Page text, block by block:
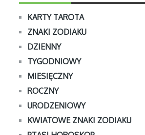
KARTY TAROTA
ZNAKI ZODIAKU
DZIENNY
TYGODNIOWY
MIESIĘCZNY
ROCZNY
URODZENIOWY
KWIATOWE ZNAKI ZODIAKU